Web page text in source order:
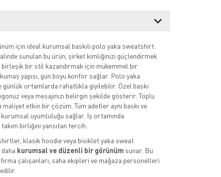
için ideal kurumsal baskılı polo yaka sweatshirt.
sunulan bu ürün, şirket kimliğinizi güçlendirmek
birleşik bir stil kazandırmak için mükemmel bir
yapısı, gün boyu konfor sağlar. Polo yaka
günlük ortamlarda rahatlıkla giyilebilir. Özel baskı
veya mesajınızı belirgin şekilde gösterir. Toplu
maliyet etkin bir çözüm. Tüm adetler aynı baskı ve
kurumsal uyumluluğu sağlar. İş ortamında
birliğini yansıtan tercih.
klasik hoodie veya bisiklet yaka sweat
kurumsal ve düzenli bir görünümsunar. Bu
çalışanları, saha ekipleri ve mağaza personelleri